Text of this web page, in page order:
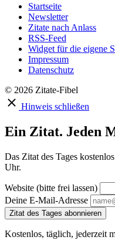
Startseite
Newsletter
Zitate nach Anlass
RSS-Feed
Widget für die eigene
Impressum
Datenschutz
© 2026 Zitate-Fibel
Hinweis schließen
Ein Zitat. Jeden
Das Zitat des Tages
Uhr.
Website (bitte frei lassen)
Deine E-Mail-Adresse
Zitat des Tages abonnieren
Kostenlos, täglich, jederzeit